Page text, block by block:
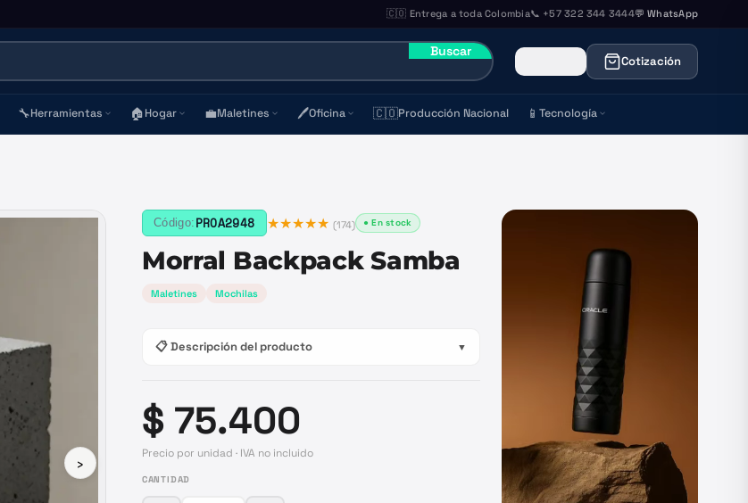
🇨🇴 Entrega a toda Colombia📞 +57 322 344 3444💬 WhatsApp
Buscar
Cotización
🔧Herramientas 🏠Hogar 💼Maletines 🖊️Oficina 🇨🇴Producción Nacional 📱 Tecnología
›
Código: PROA2948 ★★★★★ (174) ● En stock
Morral Backpack Samba
Maletines Mochilas
📋 Descripción del producto ▼
$ 75.400
Precio por unidad · IVA no incluido
CANTIDAD